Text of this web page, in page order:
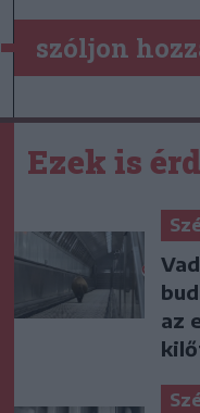
szóljon
Ezek is
az